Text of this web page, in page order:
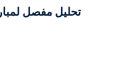
تحليل مفصل